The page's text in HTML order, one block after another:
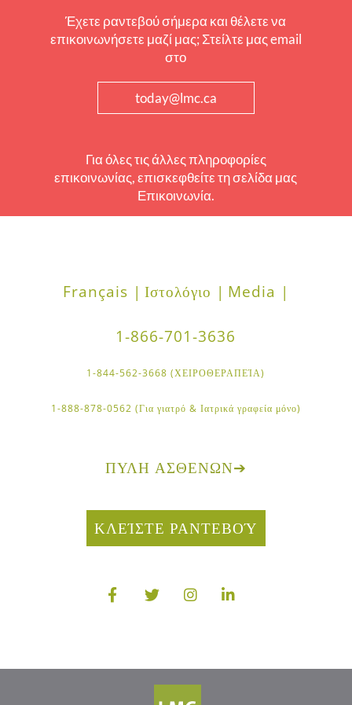
Έχετε ραντεβού σήμερα και θέλετε να
επικοινωνήσετε μαζί μας; Στείλτε μας email
στο
today@lmc.ca
Για όλες τις άλλες πληροφορίες
επικοινωνίας, επισκεφθείτε τη σελίδα μας
Επικοινωνία.
Français | Ιστολόγιο | Media |
1-866-701-3636
1-844-562-3668 (ΧΕΙΡΟΘΕΡΑΠΕΊΑ)
1-888-878-0562 (Για γιατρό & Ιατρικά γραφεία μόνο)
ΠΎΛΗ ΑΣΘΕΝΏΝ➔
ΚΛΕΊΣΤΕ ΡΑΝΤΕΒΟΎ